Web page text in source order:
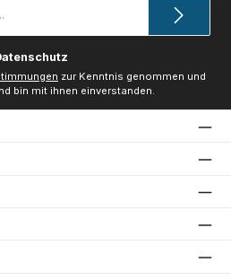
zur Kenntnis genommen und
bin mit ihnen einverstanden.